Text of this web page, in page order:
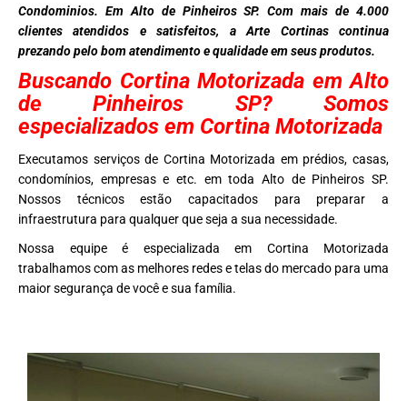
Condominios. Em Alto de Pinheiros SP. Com mais de 4.000
clientes atendidos e satisfeitos, a Arte Cortinas continua
prezando pelo bom atendimento e qualidade em seus produtos.
Buscando Cortina Motorizada em Alto
de Pinheiros SP? Somos
especializados em Cortina Motorizada
Executamos serviços de Cortina Motorizada em prédios, casas,
condomínios, empresas e etc. em toda Alto de Pinheiros SP.
Nossos técnicos estão capacitados para preparar a
infraestrutura para qualquer que seja a sua necessidade.
Nossa equipe é especializada em Cortina Motorizada
trabalhamos com as melhores redes e telas do mercado para uma
maior segurança de você e sua família.